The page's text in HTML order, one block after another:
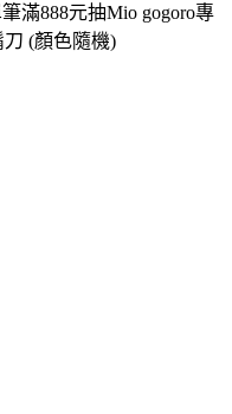
滿888元抽Mio gogoro專
(顏色隨機)